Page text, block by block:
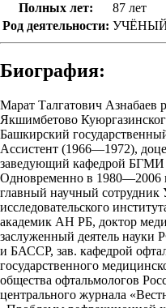
Полных лет:
87 лет
Род деятельности:
Биография:
Марат Талгатович Азнабаев
Якшимбетово
Башкирский
Ассистент (1966—1972),
заведующий кафедрой БГМИ
Одновременно в 1980—2006
главный научный сотрудник
исследовательского
академик АН РБ, доктор
заслуженный деятель
и БАССР, зав. кафедрой
государственного
общества офтальмологов
центрального журнала